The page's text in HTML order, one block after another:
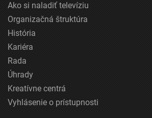
Ako si naladiť televíziu
Organizačná štruktúra
História
Kariéra
Rada
Úhrady
Kreatívne centrá
Vyhlásenie o prístupnosti